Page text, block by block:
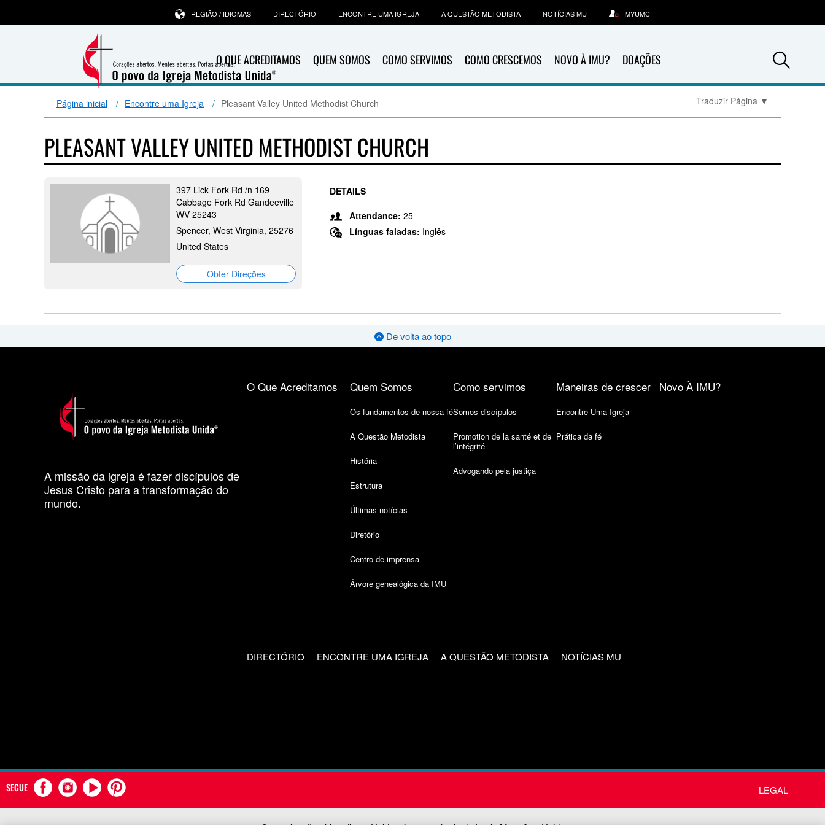
O QUE ACREDITAMOS QUEM SOMOS COMO SERVIMOS COMO CRESCEMOS NOVO À IMU? DOAÇÕES
REGIÃO / IDIOMAS DIRECTÓRIO ENCONTRE UMA IGREJA A QUESTÃO METODISTA NOTÍCIAS MU MYUMC
Página inicial Encontre uma Igreja Pleasant Valley United Methodist Church Traduzir Página ▼
PLEASANT VALLEY UNITED METHODIST CHURCH
397 Lick Fork Rd /n 169
Cabbage Fork Rd Gandeeville
WV 25243
Spencer, West Virginia, 25276
United States
Obter Direções
DETAILS
Attendance: 25
Línguas faladas: Inglês
De volta ao topo
A missão da igreja é fazer discípulos de
Jesus Cristo para a transformação do
mundo.
O Que Acreditamos Quem Somos
Os fundamentos de nossa fé
A Questão Metodista
História
Estrutura
Últimas notícias
Diretório
Centro de imprensa
Árvore genealógica da IMU
Como servimos
Somos discípulos
Promotion de la santé et de
l’intégrité
Advogando pela justiça
Maneiras de crescer
Encontre-Uma-Igreja
Prática da fé
Novo À IMU?
DIRECTÓRIO ENCONTRE UMA IGREJA A QUESTÃO METODISTA NOTÍCIAS MU
SEGUE LEGAL